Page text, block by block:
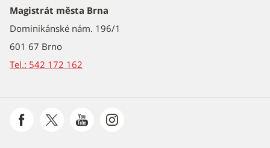
Magistrát města Brna
Dominikánské nám. 196/1
601 67 Brno
Tel.: 542 172 162